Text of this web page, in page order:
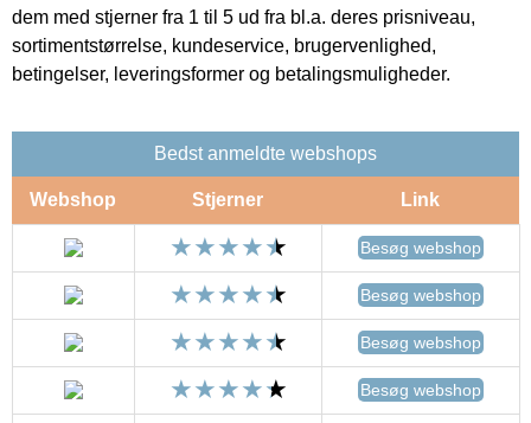
dem med stjerner fra 1 til 5 ud fra bl.a. deres prisniveau,
sortimentstørrelse, kundeservice, brugervenlighed,
betingelser, leveringsformer og betalingsmuligheder.
Bedst anmeldte webshops
Webshop Stjerner Link
Besøg webshop
Besøg webshop
Besøg webshop
Besøg webshop